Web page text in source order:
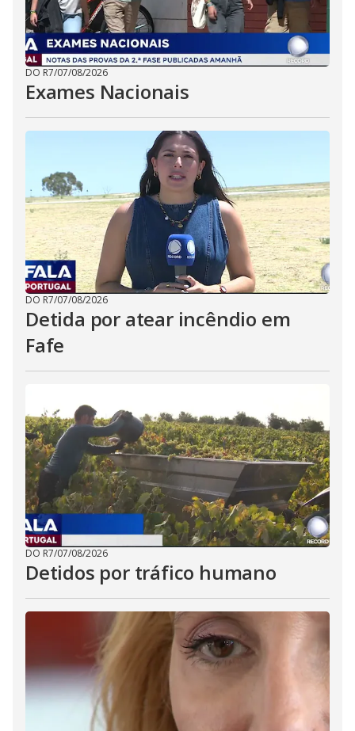
DO R7/07/08/2026
Exames Nacionais
DO R7/07/08/2026
Detida por atear incêndio em
Fafe
DO R7/07/08/2026
Detidos por tráfico humano